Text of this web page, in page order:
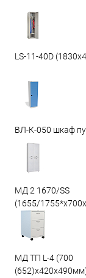
LS-11-40D
ВЛ-К-050 шкаф
МД 2 1670/SS
(1655/
МД ТП L-4 (700